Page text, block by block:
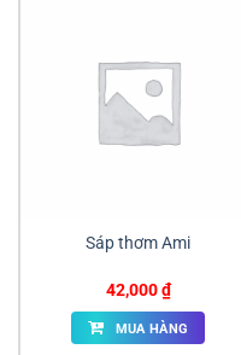
Sáp thơm Ami
42,000₫
MUA HÀNG